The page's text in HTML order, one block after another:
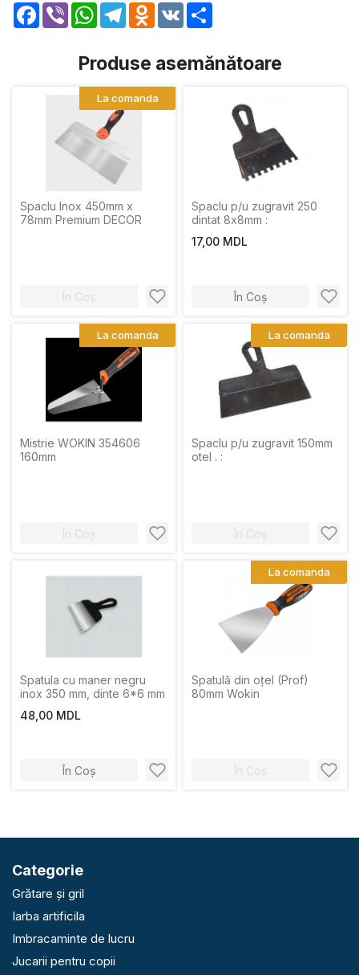
Facebook
Viber WhatsApp
TelegramOdnoklassniki
VK
Produse asemănătoare
Spaclu Inox 450mm x
78mm Premium DECOR
În Coș
La comanda
Spaclu p/u zugravit 250
dintat 8х8mm :
17,00 MDL
În Coș
Mistrie WOKIN 354606
160mm
În Coș
La comanda
Spaclu p/u zugravit 150mm
otel . :
În Coș
La comanda
Spatula cu maner negru
inox 350 mm, dinte 6*6 mm
48,00 MDL
În Coș
Spatulă din oțel (Prof)
80mm Wokin
În Coș
La comanda
Categorie
Grătare și gril
Iarba artificila
Imbracaminte de lucru
Jucarii pentru copii